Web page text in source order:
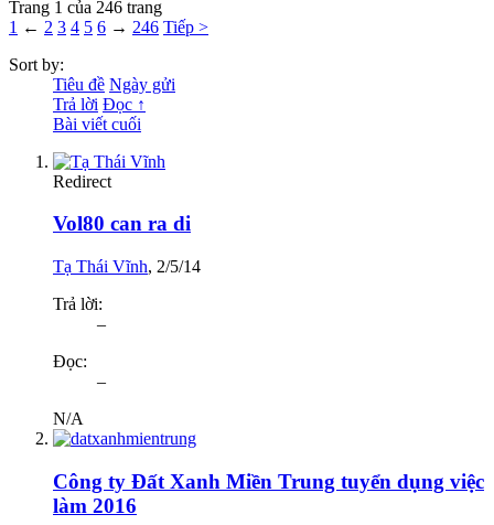
Trang 1 của 246 trang
1 ← 2 3 4 5 6 → 246 Tiếp >
Sort by:
Tiêu đề Ngày gửi
Trả lời Đọc ↑
Bài viết cuối
Redirect
Vol80 can ra di
Tạ Thái Vĩnh, 2/5/14
Trả lời:
–
Đọc:
–
N/A
Công ty Đất Xanh Miền Trung tuyển dụng việc
làm 2016